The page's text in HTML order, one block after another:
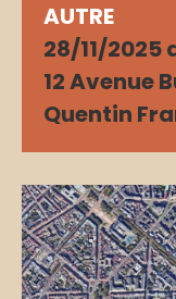
AUTRE
28/11/2025
12 Avenue
Quentin